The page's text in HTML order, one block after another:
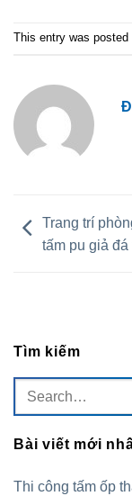
This entry was posted
Trang trí
tấm pu giả đá
Tìm kiếm
Bài viết mới
Thi công tấm ốp